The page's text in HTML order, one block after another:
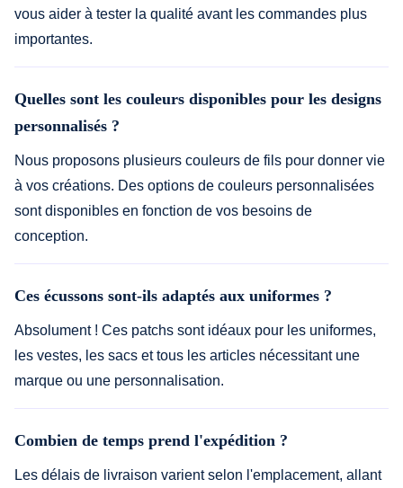
vous aider à tester la qualité avant les commandes plus
importantes.
Quelles sont les couleurs disponibles pour les designs
personnalisés ?
Nous proposons plusieurs couleurs de fils pour donner vie
à vos créations. Des options de couleurs personnalisées
sont disponibles en fonction de vos besoins de
conception.
Ces écussons sont-ils adaptés aux uniformes ?
Absolument ! Ces patchs sont idéaux pour les uniformes,
les vestes, les sacs et tous les articles nécessitant une
marque ou une personnalisation.
Combien de temps prend l'expédition ?
Les délais de livraison varient selon l'emplacement, allant